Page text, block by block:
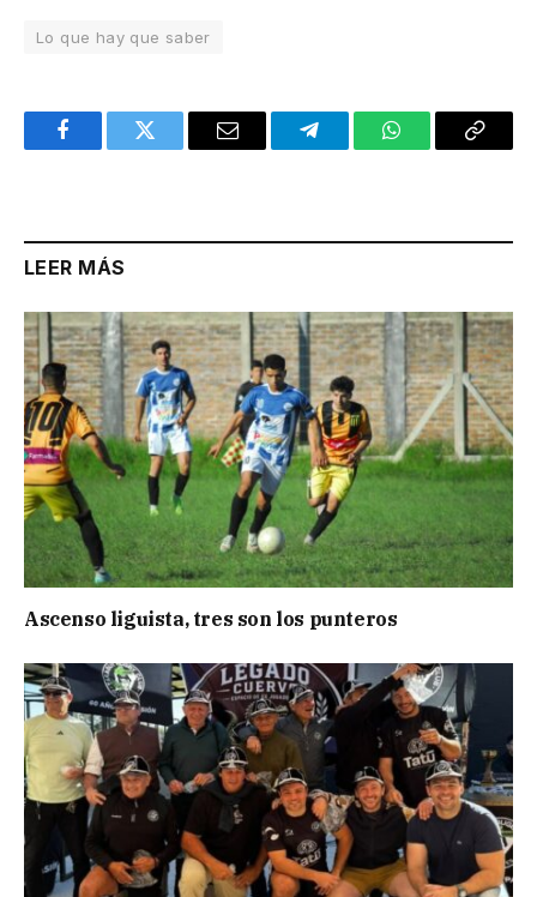
Lo que hay que saber
FacebookTwitter Email TelegramWhatsAppCopy
LEER MÁS
Ascenso liguista, tres son los punteros